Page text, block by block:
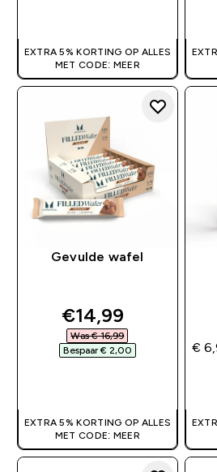
EXTRA 5% KORTING OP ALLES
MET CODE: MEER
Gevulde wafel
discounted price
€14,99‎
Was € 16,99‎
Bespaar € 2,00‎
EXTRA 5% KORTING OP ALLES
MET CODE: MEER
€